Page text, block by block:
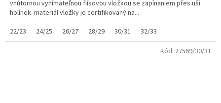
vnútornou vynímateľnou flísovou vložkou se zapínaniem přes uši
holínek- materiál vložky je certifikovaný na...
22/23
24/25 26/27 28/29 30/31 32/33
Kód: 27569/30/31